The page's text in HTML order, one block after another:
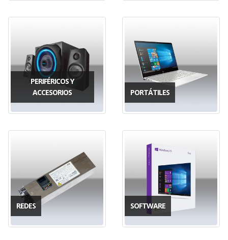
PERIFÉRICOS Y
ACCESORIOS
PORTÁTILES
REDES SOFTWARE